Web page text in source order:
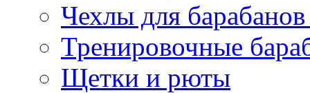
Чехлы для
Тренировочные
Щетки и рюты